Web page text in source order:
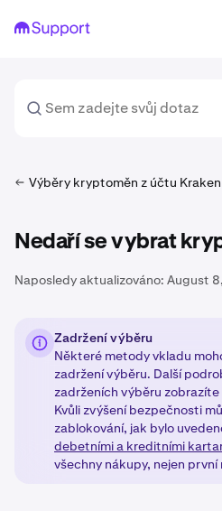
Výběry kryptoměn z účtu Kraken
Nedaří se vybrat
Naposledy aktualizováno: August
Zadržení výběru
Některé metody vkladu
zadržení výběru. Další
zadrženích výběru
Kvůli zvýšení bezpečnosti
zablokování, jak bylo
debetními a kreditními
všechny nákupy, nejen první